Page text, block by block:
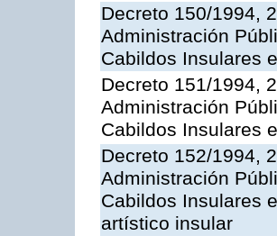
Decreto 150/1994,
Administración
Cabildos Insulares
Decreto 151/1994,
Administración
Cabildos Insulares
Decreto 152/1994,
Administración
Cabildos Insulares
artístico insular